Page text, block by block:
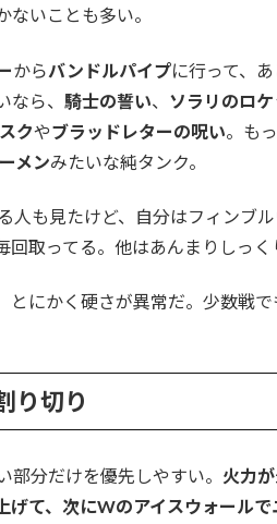
いことも多い。
からバンドルパイプに行って、
ら、 騎士の誓い、 ソラリのロケ
クやブラッドレターの呪い。も
メンみたいな純タンク。
人も見たけど、自分はフィンブ
取ってる。他はあんまりしっく
とにかく硬さが異常だ。少数戦
り切り
分だけを優先しやすい。 火力
げて、次にWのアイスウォール